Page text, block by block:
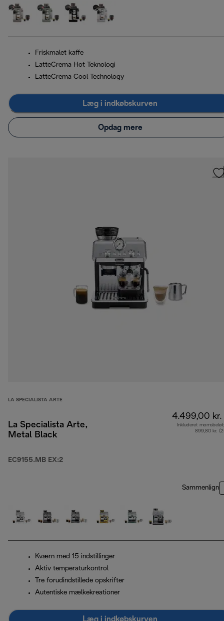
Friskmalet kaffe
LatteCrema Hot Teknologi
LatteCrema Cool Technology
Læg i indkøbskurven
Opdag mere
LA SPECIALISTA ARTE
La Specialista Arte,
Metal Black
EC9155.MB EX:2
4.499,00 kr.
Inkluderet
899,80 kr.
Sammenlign
Kværn med 15 indstillinger
Aktiv temperaturkontrol
Tre forudindstillede opskrifter
Autentiske mælkekreationer
Læg i indkøbskurven